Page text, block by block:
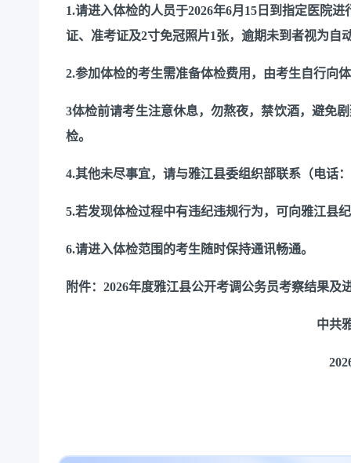
1.请进入体检的人员于2026年6月15日到指定医院
证、准考证及2寸免冠照片1张，逾期未到者视为自
2.参加体检的考生需准备体检费用，由考生自行向
3体检前请考生注意休息，勿熬夜，禁饮酒，避免
检。
4.其他未尽事宜，请与雅江县委组织部联系（电话：
5.若发现体检过程中有违纪违规行为，可向雅江县
6.请进入体检范围的考生随时保持通讯畅通。
附件： 2026年度雅江县公开考调公务员考察结果及
中共